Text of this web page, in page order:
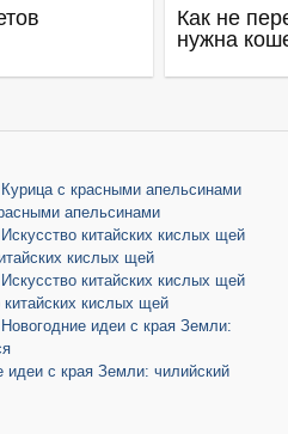
Как не
нужна
Курица с красными апельсинами
апельсинами
Искусство китайских кислых щей
кислых щей
Искусство китайских кислых щей
китайских кислых щей
Новогодние идеи с края Земли:
идеи с края Земли: чилийский